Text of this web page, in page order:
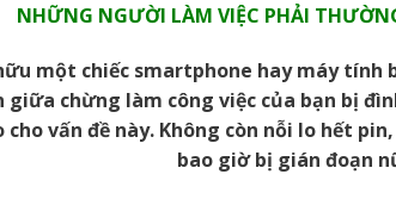
NHỮNG NGƯỜI LÀM VIỆC PHẢI
một chiếc smartphone hay máy
chừng làm công việc của bạn bị
cho vấn đề này. Không còn nỗi lo hết
bao giờ bị gián đoạn